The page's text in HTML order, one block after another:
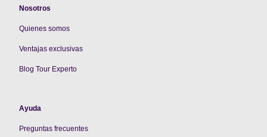
Nosotros
Quienes somos
Ventajas exclusivas
Blog Tour Experto
Ayuda
Preguntas frecuentes